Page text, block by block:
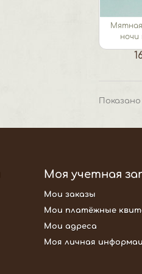
ночи
Показано
Моя учетная
Мои заказы
Мои платёжные
Мои адреса
Моя личная